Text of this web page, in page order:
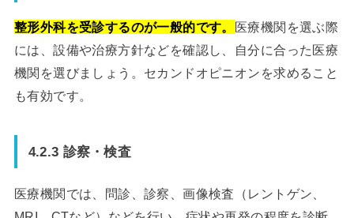
整形外科を受診するのが一般的です。
医療機関を選ぶ際
には、設備や治療方針などを確認し、自分に合った医療
機関を選びましょう。セカンドオピニオンを求めること
も有効です。
4.2.3 診察・検査
医療機関では、問診、診察、画像検査（レントゲン、